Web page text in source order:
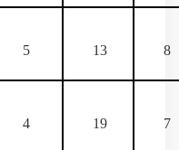
5 13 8
4 19 7